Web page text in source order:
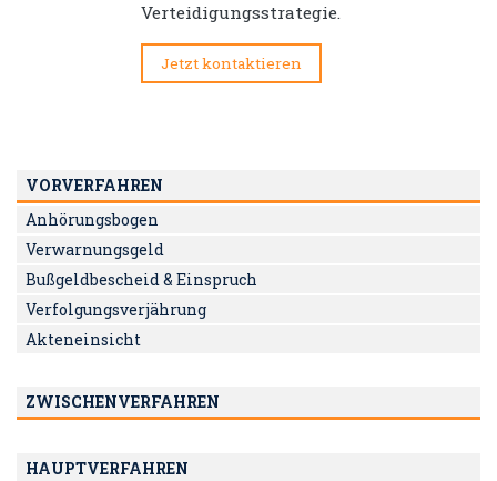
Verteidigungsstrategie.
Jetzt kontaktieren
VORVERFAHREN
Anhörungsbogen
Verwarnungsgeld
Bußgeldbescheid & Einspruch
Verfolgungsverjährung
Akteneinsicht
ZWISCHENVERFAHREN
HAUPTVERFAHREN